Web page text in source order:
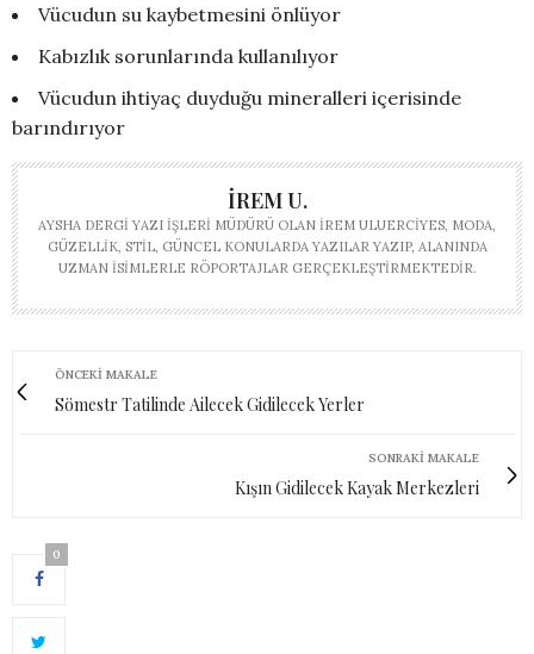
Vücudun su kaybetmesini önlüyor
Kabızlık sorunlarında kullanılıyor
Vücudun ihtiyaç duyduğu mineralleri içerisinde
barındırıyor
İREM U.
AYSHA DERGI YAZI İŞLERI MÜDÜRÜ OLAN İREM ULUERCIYES, MODA,
GÜZELLIK, STIL, GÜNCEL KONULARDA YAZILAR YAZIP, ALANINDA
UZMAN ISIMLERLE RÖPORTAJLAR GERÇEKLEŞTIRMEKTEDIR.
ÖNCEKI MAKALE
Sömestr Tatilinde Ailecek Gidilecek Yerler
SONRAKI MAKALE
Kışın Gidilecek Kayak Merkezleri
0